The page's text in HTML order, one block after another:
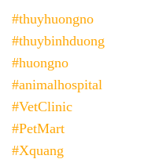
#thuyhuongno
#thuybinhduong
#huongno
#animalhospital
#VetClinic
#PetMart
#Xquang